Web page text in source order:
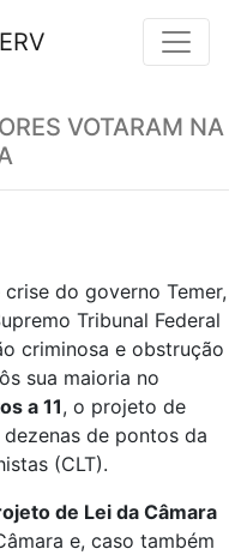
VOTARAM NA
do governo Temer,
Tribunal Federal
criminosa e obstrução
sua maioria no
a 11, o projeto de
de pontos da
(CLT).
de Lei da Câmara
e, caso também